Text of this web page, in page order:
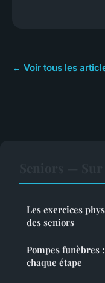
← Voir tous les
Les exercices
des seniors
Pompes funèbres
chaque étape